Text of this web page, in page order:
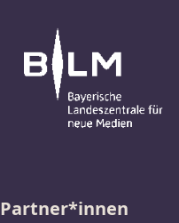
Partner*innen